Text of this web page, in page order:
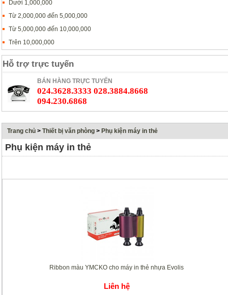
Dưới 1,000,000
Từ 2,000,000 đến 5,000,000
Từ 5,000,000 đến 10,000,000
Trên 10,000,000
Hỗ trợ trực tuyến
BÁN HÀNG TRỰC TUYẾN
024.3628.3333 028.3884.8668
094.230.6868
Trang chủ > Thiết bị văn phòng > Phụ kiện máy in thẻ
Phụ kiện máy in thẻ
Ribbon màu YMCKO cho máy in thẻ nhựa Evolis
Liên hệ